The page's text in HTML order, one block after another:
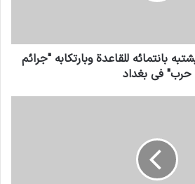
بانتمائه للقاعدة وبارتكابه "جرائم
حرب" في بغداد